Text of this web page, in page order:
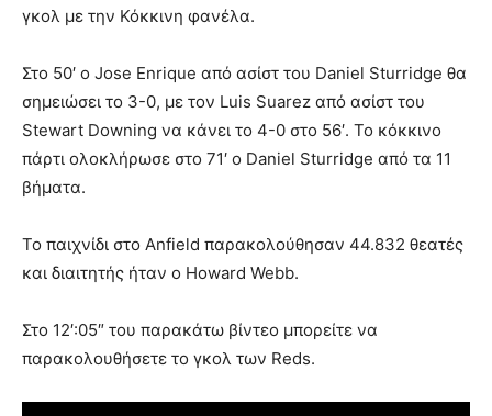
γκολ με την Κόκκινη φανέλα.
Στο 50′ ο Jose Enrique από ασίστ του Daniel Sturridge θα
σημειώσει το 3-0, με τον Luis Suarez από ασίστ του
Stewart Downing να κάνει το 4-0 στο 56′. Το κόκκινο
πάρτι ολοκλήρωσε στο 71′ ο Daniel Sturridge από τα 11
βήματα.
Το παιχνίδι στο Anfield παρακολούθησαν 44.832 θεατές
και διαιτητής ήταν ο Howard Webb.
Στο 12′:05″ του παρακάτω βίντεο μπορείτε να
παρακολουθήσετε το γκολ των Reds.